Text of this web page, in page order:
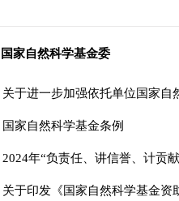
国家自然科学基金委
关于进一步加强依托单位国家
国家自然科学基金条例
2024年“负责任、讲信誉、计贡
关于印发《国家自然科学基金资